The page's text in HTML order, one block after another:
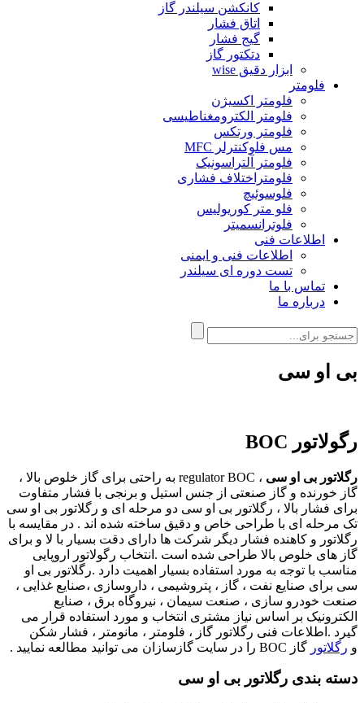
کانکشن سیلندر گاز
اتاق فشار
گیج فشار
دتکتور گاز
ابزار دقیق wise
فلومتر
فلومتر اکسیژن
فلومتر الکترومغناطیسی
فلومتر ورتکس
مس فلوکنترلر MFC
فلومتر آلتراسونیک
فلومتراختلاف فشاری
فلوسوئیچ
فلو متر کوریولیس
فلوترانسمیتر
اطلاعات فنی
اطلاعات فنی و ایمنی
تست دوره ای سیلندر
تماس با ما
درباره ما
بی او سی
رگولاتور BOC
رگلاتور بی او سی
، regulator BOC به راحتی برای گاز خلوص بالا ،
گاز خورنده و گاز صنعتی از جنس استیل و برنجی با فشار متفاوت
برای فشار بالا ، رگلاتور بی او سی دو مرحله ای و رگلاتور بی او سی
تک مرحله ای با طراحی خاص و دقیق ساخته شده اند . در مقایسه با
رگلاتور و کاهنده فشار دیگر شرکت ها دارای دقت بسیار با لا و برای
گاز های خلوص بالا طراحی شده است .انتخاب رگولاتور اروپایی
مناسب با توجه به مورد استفاده بسیار اهمیت دارد .رگلاتور بی او
سی برای صنایع نفت ، گاز ، پتروشیمی ، داروسازی ،صنایع غذایی ،
صنعت خودرو سازی ، صنعت سیمان ، نیروگاه برق ، صنایع
الکترونیک بر اساس نیاز مشتری انتخاب و مورد استفاده قرار می
گیرد .اطلاعات فنی رگلاتور گاز ، فلومتر ، مانومتر ، فشار شکن
و رگلاتور گاز BOC را در سایت گازسازان می توانید مطالعه نمایید .
دسته بندی رگلاتور بی او سی